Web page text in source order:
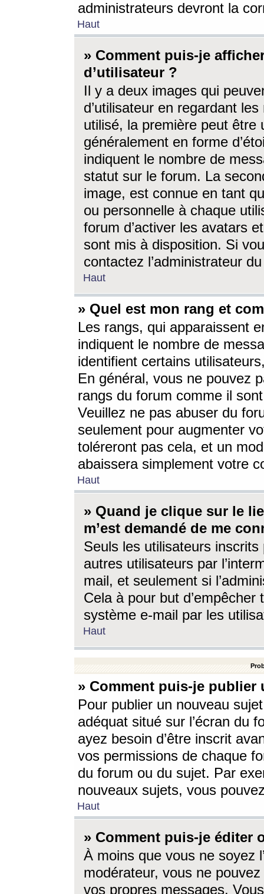
administrateurs devront la
Haut
» Comment puis-je
d’utilisateur ?
Il y a deux images qui
d’utilisateur en regardant
utilisé, la première peut être
généralement en forme
indiquent le nombre de
statut sur le forum. La
image, est connue en tant
ou personnelle à chaque
forum d’activer les avatars
sont mis à disposition. Si
contactez l’administrateur
Haut
» Quel est mon rang et
Les rangs, qui apparaissent
indiquent le nombre de
identifient certains
En général, vous ne pouvez
rangs du forum comme il
Veuillez ne pas abuser du
seulement pour augmenter
toléreront pas cela, et un
abaissera simplement votre
Haut
» Quand je clique sur le
m’est demandé de me
Seuls les utilisateurs
autres utilisateurs par
mail, et seulement si
Cela à pour but
système e-mail par les
Haut
» Comment puis-je
Pour publier un nouveau
adéquat situé sur l’écran du
ayez besoin d’être inscrit
vos permissions de chaque
du forum ou du sujet. Par
nouveaux sujets, vous
Haut
» Comment puis-je éditer
À moins que vous ne soyez
modérateur, vous ne
vos propres messages.